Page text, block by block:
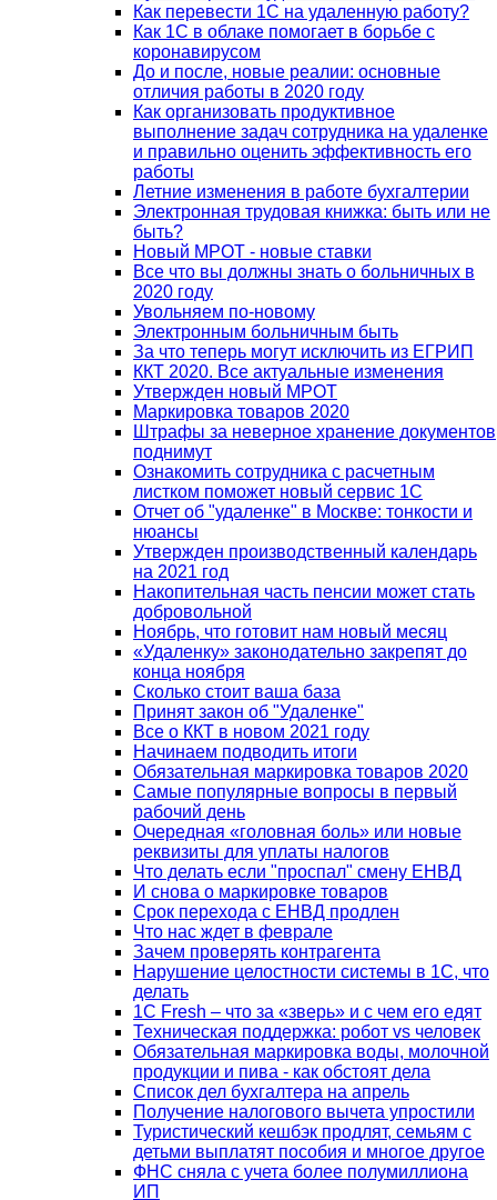
Как перевести 1С на удаленную работу?
Как 1С в облаке помогает в борьбе с
коронавирусом
До и после, новые реалии: основные
отличия работы в 2020 году
Как организовать продуктивное
выполнение задач сотрудника на удаленке
и правильно оценить эффективность его
работы
Летние изменения в работе бухгалтерии
Электронная трудовая книжка: быть или не
быть?
Новый МРОТ - новые ставки
Все что вы должны знать о больничных в
2020 году
Увольняем по-новому
Электронным больничным быть
За что теперь могут исключить из ЕГРИП
ККТ 2020. Все актуальные изменения
Утвержден новый МРОТ
Маркировка товаров 2020
Штрафы за неверное хранение документов
поднимут
Ознакомить сотрудника с расчетным
листком поможет новый сервис 1С
Отчет об "удаленке" в Москве: тонкости и
нюансы
Утвержден производственный календарь
на 2021 год
Накопительная часть пенсии может стать
добровольной
Ноябрь, что готовит нам новый месяц
«Удаленку» законодательно закрепят до
конца ноября
Сколько стоит ваша база
Принят закон об "Удаленке"
Все о ККТ в новом 2021 году
Начинаем подводить итоги
Обязательная маркировка товаров 2020
Самые популярные вопросы в первый
рабочий день
Очередная «головная боль» или новые
реквизиты для уплаты налогов
Что делать если "проспал" смену ЕНВД
И снова о маркировке товаров
Срок перехода с ЕНВД продлен
Что нас ждет в феврале
Зачем проверять контрагента
Нарушение целостности системы в 1С, что
делать
1С Fresh – что за «зверь» и с чем его едят
Техническая поддержка: робот vs человек
Обязательная маркировка воды, молочной
продукции и пива - как обстоят дела
Список дел бухгалтера на апрель
Получение налогового вычета упростили
Туристический кешбэк продлят, семьям с
детьми выплатят пособия и многое другое
ФНС сняла с учета более полумиллиона
ИП